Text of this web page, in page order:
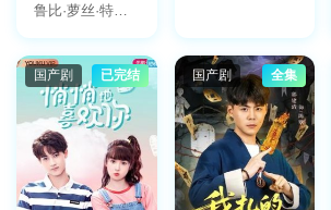
鲁比·萝丝·特纳,
国产剧 已完结 国产剧 全集